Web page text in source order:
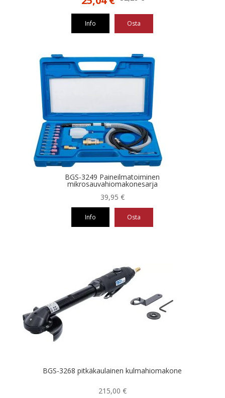
52,26 €.
25,04 €.
Info Osta
BGS-3249 Paineilmatoiminen
mikrosauvahiomakonesarja
39,95 €
Info Osta
BGS-3268 pitkäkaulainen kulmahiomakone
215,00 €